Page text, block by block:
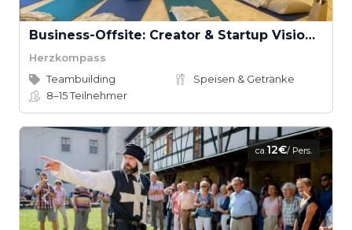
Business-Offsite: Creator & Startup Vision Retreat
Herzkompass
Teambuilding
Speisen & Getränke
8–15Teilnehmer
ca.12€/ Pers.